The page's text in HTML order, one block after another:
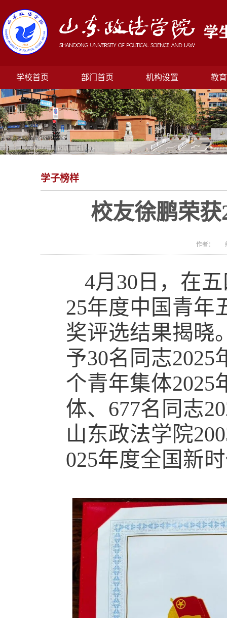
学校首页 部门首页 机构设置 教
学子榜样
校友徐鹏荣
作者：
4月30日，在
25年度中国青年
奖评选结果揭晓
予30名同志2025
个青年集体2025
体、677名同志
山东政法学院
025年度全国新